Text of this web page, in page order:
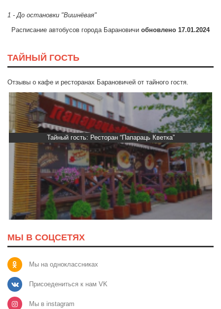
1 - До остановки "Вишнёвая"
Расписание автобусов города Барановичи обновлено 17.01.2024
ТАЙНЫЙ ГОСТЬ
Отзывы о кафе и ресторанах Барановичей от тайного гостя.
Тайный гость: Ресторан “Папараць Кветка”
МЫ В СОЦСЕТЯХ
Мы на одноклассниках
Присоедениться к нам VK
Мы в instagram